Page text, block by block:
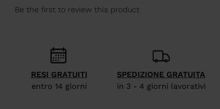
recommend
website
version
for
RESI GRATUITI
entro 14 giorni
SPEDIZIONE GRATUITA
in 3 - 4 giorni lavorativi